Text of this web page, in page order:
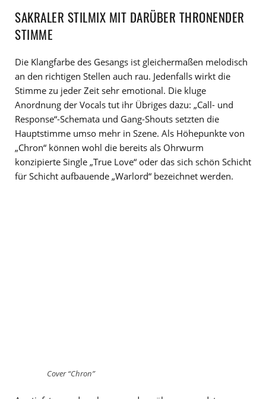
SAKRALER STILMIX MIT DARÜBER THRONENDER
STIMME
Die Klangfarbe des Gesangs ist gleichermaßen melodisch
an den richtigen Stellen auch rau. Jedenfalls wirkt die
Stimme zu jeder Zeit sehr emotional. Die kluge
Anordnung der Vocals tut ihr Übriges dazu: „Call- und
Response“-Schemata und Gang-Shouts setzten die
Hauptstimme umso mehr in Szene. Als Höhepunkte von
„Chron“ können wohl die bereits als Ohrwurm
konzipierte Single „True Love“ oder das sich schön Schicht
für Schicht aufbauende „Warlord“ bezeichnet werden.
Cover “Chron”